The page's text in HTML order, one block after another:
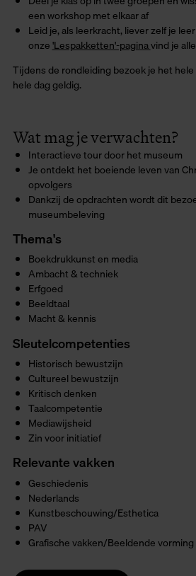
een workshop met elkaar af
Leid je, als leerkracht, liever zelf je
onze'Lespakketten'-paginavind je
Tijdens de rondleiding bezoek je het
hele dag geldig.
Wat mag je verwachten?
Interactieve tour door het museum
Je ontdekt het boeiende leven van
opvolgers
Dankzij de opdrachten wordt dit
museumbeleving
Thema's
Boekdrukkunst en media
Ambacht & techniek
Erfgoed
Beeldtaal
Macht & kennis
Sleutelcompetenties
Historisch bewustzijn
Cultureel bewustzijn
Kritisch denken
Taalcompetentie
Mediawijsheid
Zin voor initiatief
Relevante vakken
Geschiedenis
Nederlands
Kunstbeschouwing/Esthetica
PAV
Grafische vakken/Beeldende vorming